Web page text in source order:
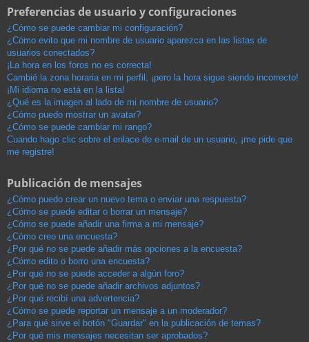
Preferencias de usuario y configuraciones
¿Cómo se puede cambiar mi configuración?
¿Cómo evito que mi nombre de usuario aparezca en las listas de
usuarios conectados?
¡La hora en los foros no es correcta!
Cambié la zona horaria en mi perfil, ¡pero la hora sigue siendo incorrecto!
¡Mi idioma no está en la lista!
¿Qué es la imagen al lado de mi nombre de usuario?
¿Cómo puedo mostrar un avatar?
¿Cómo se puede cambiar mi rango?
Cuando hago clic sobre el enlace de e-mail de un usuario, ¡me pide que
me registre!
Publicación de mensajes
¿Cómo puedo crear un nuevo tema o enviar una respuesta?
¿Cómo se puede editar o borrar un mensaje?
¿Cómo se puede añadir una firma a mi mensaje?
¿Cómo creo una encuesta?
¿Por qué no se puede añadir más opciones a la encuesta?
¿Cómo edito o borro una encuesta?
¿Por qué no se puede acceder a algún foro?
¿Por qué no se puede añadir archivos adjuntos?
¿Por qué recibí una advertencia?
¿Cómo se puede reportar un mensaje a un moderador?
¿Para qué sirve el botón "Guardar" en la publicación de temas?
¿Por qué mis mensajes necesitan ser aprobados?